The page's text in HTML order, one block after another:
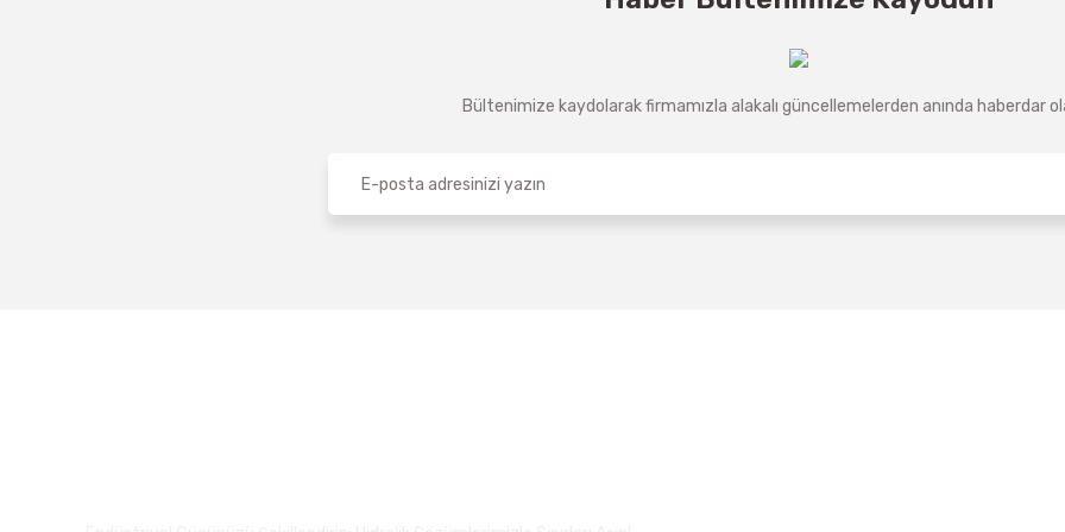
Bültenimize kaydolarak firmamızla alakalı güncellemelerden anında haberdar